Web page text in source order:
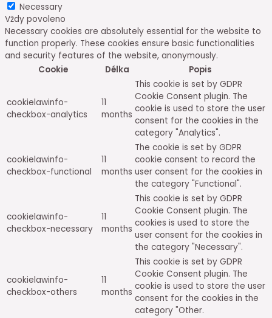
Necessary
Vždy povoleno
Necessary cookies are absolutely essential for the website to
function properly. These cookies ensure basic functionalities
and security features of the website, anonymously.
Cookie
Délka Popis
cookielawinfo-
checkbox-analytics
11
months
This cookie is set by GDPR
Cookie Consent plugin. The
cookie is used to store the user
consent for the cookies in the
category "Analytics".
cookielawinfo-
checkbox-functional
11
months
The cookie is set by GDPR
cookie consent to record the
user consent for the cookies in
the category "Functional".
cookielawinfo-
checkbox-necessary
11
months
This cookie is set by GDPR
Cookie Consent plugin. The
cookies is used to store the
user consent for the cookies in
the category "Necessary".
cookielawinfo-
checkbox-others
11
months
This cookie is set by GDPR
Cookie Consent plugin. The
cookie is used to store the user
consent for the cookies in the
category "Other.